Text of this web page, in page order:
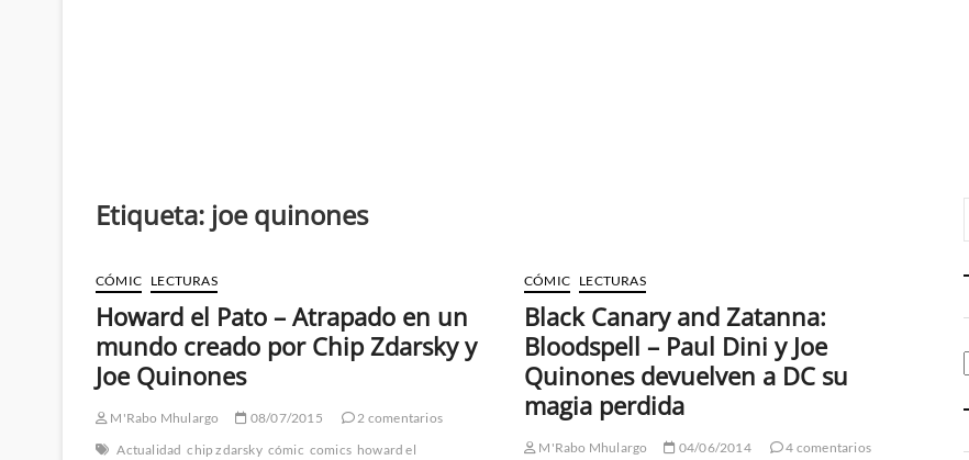
Etiqueta: joe quinones
CÓMIC LECTURAS
Howard el Pato – Atrapado en un
mundo creado por Chip Zdarsky y
Joe Quinones
M'Rabo Mhulargo 08/07/2015
2 comentarios
Actualidad chip zdarsky cómic comics howard el
CÓMIC LECTURAS
Black Canary and Zatanna:
Bloodspell – Paul Dini y Joe
Quinones devuelven a DC su
magia perdida
M'Rabo Mhulargo 04/06/2014
4 comentarios